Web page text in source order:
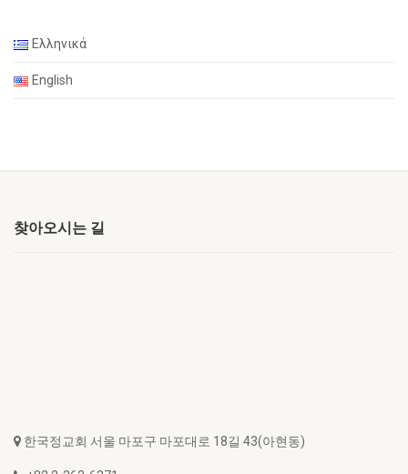
Ελληνικά
English
찾아오시는 길
한국정교회 서울 마포구 마포대로 18길 43(아현동)